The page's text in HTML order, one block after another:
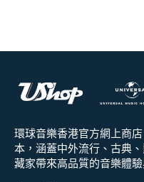
環球音樂香港官方網上商
本，涵蓋中外流行、古典
藏家帶來高品質的音樂體驗